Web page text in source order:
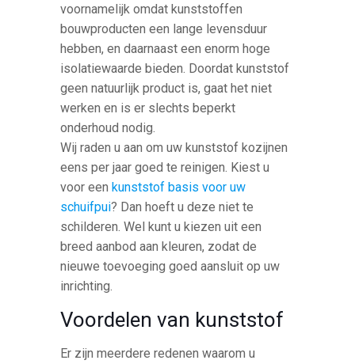
voornamelijk omdat kunststoffen
bouwproducten een lange levensduur
hebben, en daarnaast een enorm hoge
isolatiewaarde bieden. Doordat kunststof
geen natuurlijk product is, gaat het niet
werken en is er slechts beperkt
onderhoud nodig.
Wij raden u aan om uw kunststof kozijnen
eens per jaar goed te reinigen. Kiest u
voor eenkunststof basis voor uw
schuifpui? Dan hoeft u deze niet te
schilderen. Wel kunt u kiezen uit een
breed aanbod aan kleuren, zodat de
nieuwe toevoeging goed aansluit op uw
inrichting.
Voordelen van kunststof
Er zijn meerdere redenen waarom u